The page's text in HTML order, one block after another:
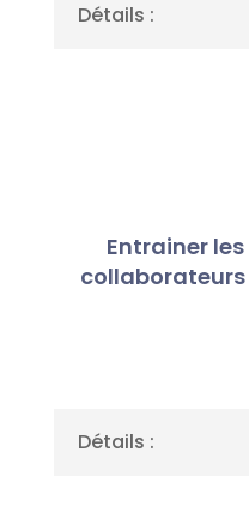
Détails :
Entrainer
collaborateurs
Détails :